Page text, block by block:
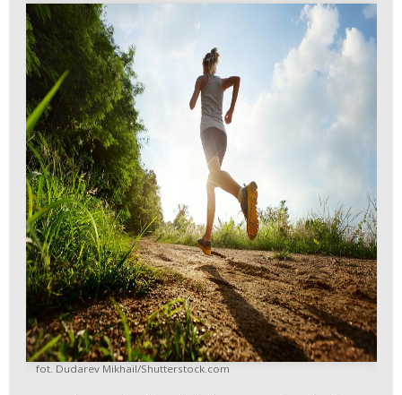
fot. Dudarev Mikhail/Shutterstock.com